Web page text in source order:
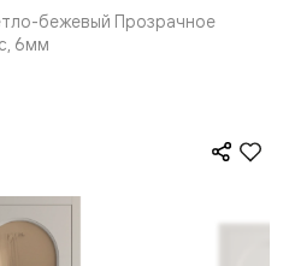
бежевый Прозрачное
6мм